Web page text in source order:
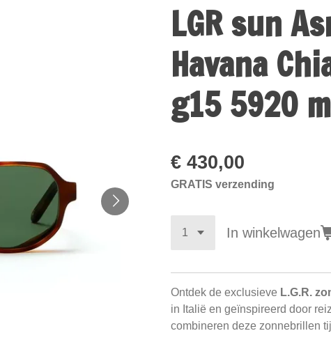
LGR sun
Havana
g15 5920
€ 430,00
GRATIS verzending
In winkelwagen
Ontdek de exclusieve L.G.R.
in Italië en geïnspireerd door
combineren deze zonnebrillen